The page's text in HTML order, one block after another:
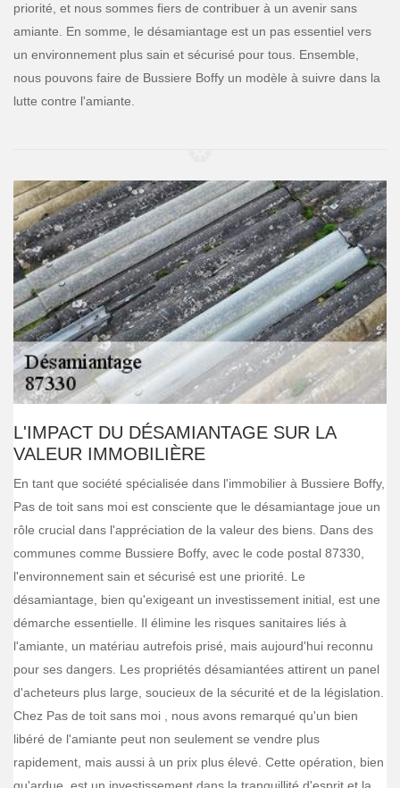
priorité, et nous sommes fiers de contribuer à un avenir sans
amiante. En somme, le désamiantage est un pas essentiel vers
un environnement plus sain et sécurisé pour tous. Ensemble,
nous pouvons faire de Bussiere Boffy un modèle à suivre dans la
lutte contre l'amiante.
L'IMPACT DU DÉSAMIANTAGE SUR LA
VALEUR IMMOBILIÈRE
En tant que société spécialisée dans l'immobilier à Bussiere Boffy,
Pas de toit sans moi est consciente que le désamiantage joue un
rôle crucial dans l'appréciation de la valeur des biens. Dans des
communes comme Bussiere Boffy, avec le code postal 87330,
l'environnement sain et sécurisé est une priorité. Le
désamiantage, bien qu'exigeant un investissement initial, est une
démarche essentielle. Il élimine les risques sanitaires liés à
l'amiante, un matériau autrefois prisé, mais aujourd'hui reconnu
pour ses dangers. Les propriétés désamiantées attirent un panel
d'acheteurs plus large, soucieux de la sécurité et de la législation.
Chez Pas de toit sans moi , nous avons remarqué qu'un bien
libéré de l'amiante peut non seulement se vendre plus
rapidement, mais aussi à un prix plus élevé. Cette opération, bien